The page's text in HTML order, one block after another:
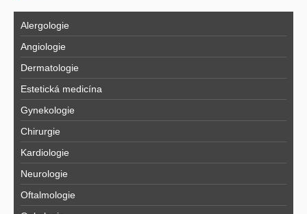
Alergologie
Angiologie
Dermatologie
Estetická medicína
Gynekologie
Chirurgie
Kardiologie
Neurologie
Oftalmologie